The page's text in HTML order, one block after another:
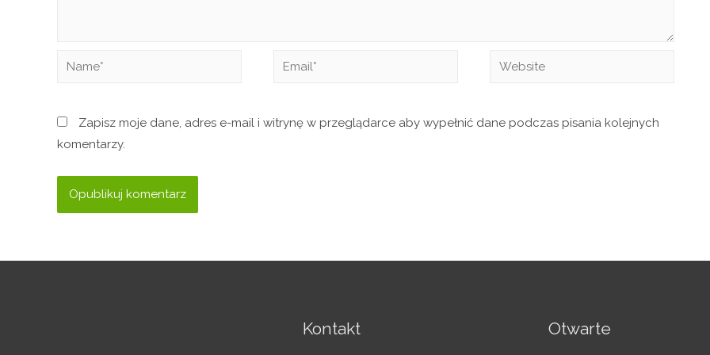
Zapisz moje dane, adres e-mail i witrynę w przeglądarce aby wypełnić dane podczas pisania kolejnych
komentarzy.
Kontakt Otwarte